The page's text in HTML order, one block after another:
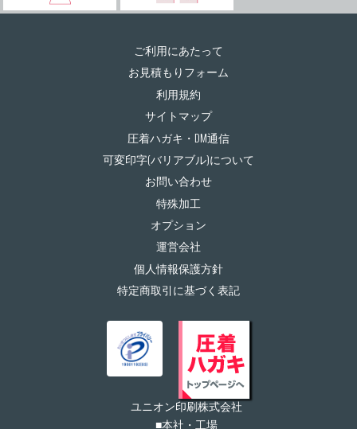
ご利用にあたって
お見積もりフォーム
利用規約
サイトマップ
圧着ハガキ・DM通信
可変印字(バリアブル)について
お問い合わせ
特殊加工
オプション
運営会社
個人情報保護方針
特定商取引に基づく表記
ユニオン印刷株式会社
■本社・工場